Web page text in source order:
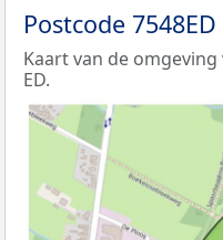
Postcode
Kaart van de
ED.